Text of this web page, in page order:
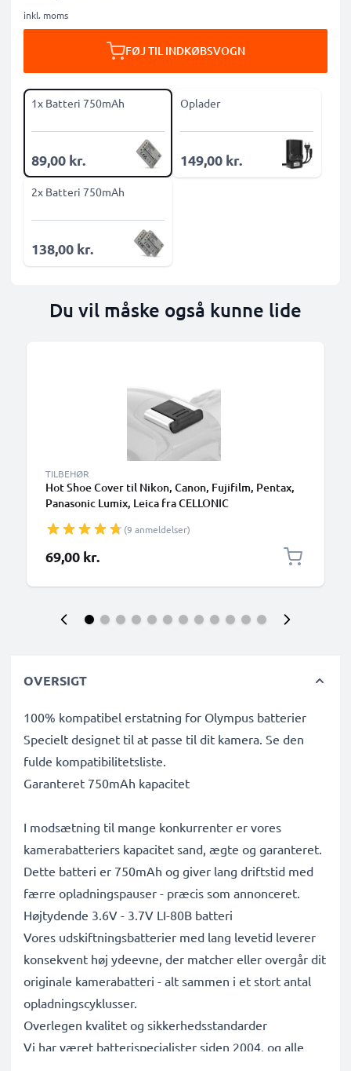
inkl. moms
FØJ TIL INDKØBSVOGN
1x Batteri 750mAh
89,00 kr.
Oplader
149,00 kr.
2x Batteri 750mAh
138,00 kr.
Du vil måske også kunne lide
TILBEHØR
Hot Shoe Cover til Nikon, Canon, Fujifilm, Pentax,
Panasonic Lumix, Leica fra CELLONIC
(9 anmeldelser)
69,00 kr.
OVERSIGT
100% kompatibel erstatning for Olympus batterier
Specielt designet til at passe til dit kamera. Se den
fulde kompatibilitetsliste.
Garanteret 750mAh kapacitet
I modsætning til mange konkurrenter er vores
kamerabatteriers kapacitet sand, ægte og garanteret.
Dette batteri er 750mAh og giver lang driftstid med
færre opladningspauser - præcis som annonceret.
Højtydende 3.6V - 3.7V LI-80B batteri
Vores udskiftningsbatterier med lang levetid leverer
konsekvent høj ydeevne, der matcher eller overgår dit
originale kamerabatteri - alt sammen i et stort antal
opladningscyklusser.
Overlegen kvalitet og sikkerhedsstandarder
Vi har været batterispecialister siden 2004, og alle